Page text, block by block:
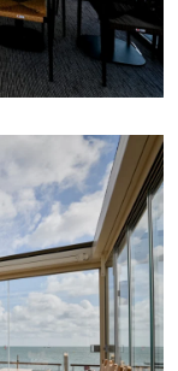
au
France –
par…